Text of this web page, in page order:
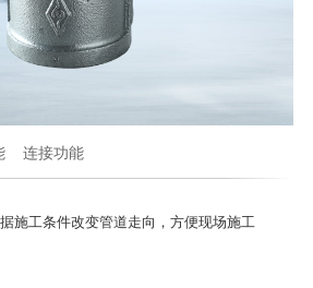
连接功能
施工条件改变管道走向，方便现场施工